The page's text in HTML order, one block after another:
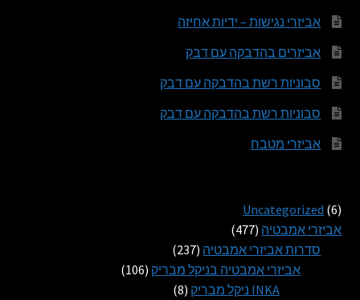
אביזרי נגישות – ידיות אחיזה
אביזרים בהדבקה עם דבק
סבוניות רשת בהדבקה עם דבק
סבוניות רשת בהדבקה עם דבק
אביזרי מטבח
Uncategorized 6
6
מוצרים
אביזרי אמבטיה 477
477
מוצרים
סדרות אביזרי אמבטיה 237
237
מוצרים
אביזרי אמבטיה בניקל מבריק 106
106
INKA ניקל מבריק 8
8